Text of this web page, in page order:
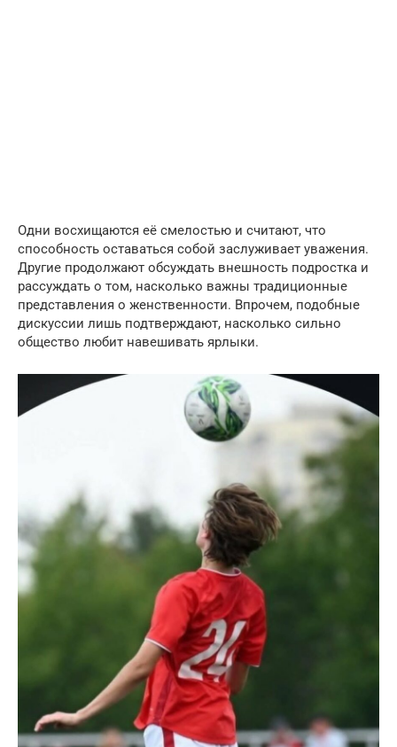
Одни восхищаются её смелостью и считают, что
способность оставаться собой заслуживает уважения.
Другие продолжают обсуждать внешность подростка и
рассуждать о том, насколько важны традиционные
представления о женственности. Впрочем, подобные
дискуссии лишь подтверждают, насколько сильно
общество любит навешивать ярлыки.